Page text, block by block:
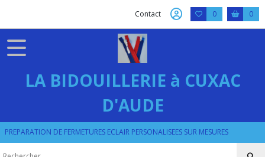
Contact 0 0
LA BIDOUILLERIE à CUXAC
D'AUDE
PREPARATION DE FERMETURES ECLAIR PERSONALISEES SUR MESURES